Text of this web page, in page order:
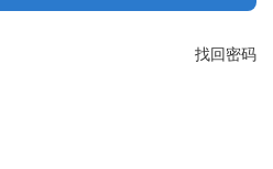
找回密码